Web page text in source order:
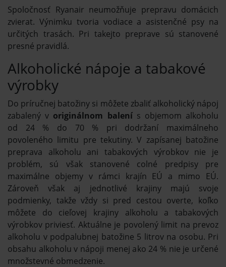
Spoločnosť Ryanair neumožňuje prepravu domácich
zvierat. Výnimku tvoria vodiace a asistenčné psy na
určitých trasách. Pri takejto preprave sú stanovené
presné pravidlá.
Alkoholické nápoje a tabakové
výrobky
Do príručnej batožiny si môžete zbaliť alkoholický nápoj
zabalený v originálnom balenís objemom alkoholu
od 24 % do 70 % pri dodržaní maximálneho
povoleného limitu pre tekutiny. V zapísanej batožine
preprava alkoholu ani tabakových výrobkov nie je
problém, sú však stanovené colné predpisy pre
maximálne objemy v rámci krajín EÚ a mimo EÚ.
Zároveň však aj jednotlivé krajiny majú svoje
podmienky, takže vždy si pred cestou overte, koľko
môžete do cieľovej krajiny alkoholu a tabakových
výrobkov priviesť. Aktuálne je povolený limit na prevoz
alkoholu v podpalubnej batožine 5 litrov na osobu. Pri
obsahu alkoholu v nápoji menej ako 24 % nie je určené
množstevné obmedzenie.